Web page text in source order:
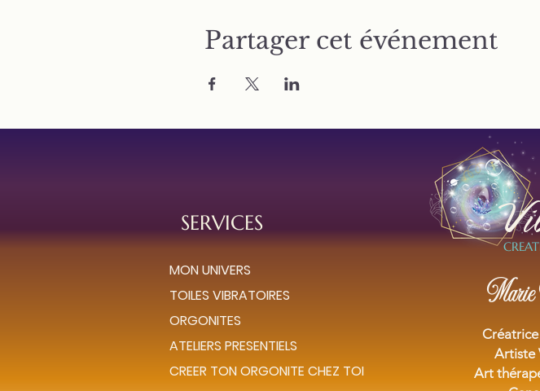
Partager cet événement
SERVICES
MON UNIVERS
TOILES VIBRATOIRES
ORGONITES
ATELIERS PRESENTIELS
CREER TON ORGONITE CHEZ TOI
Artiste
Art